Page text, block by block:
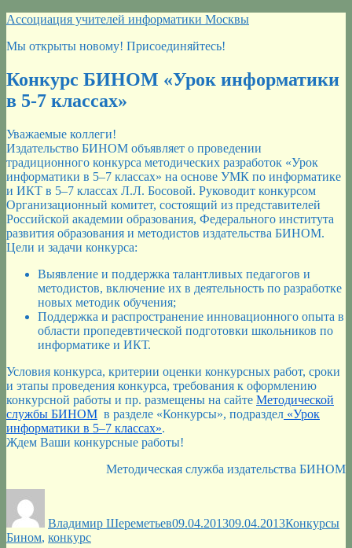
Перейти
содержимому
Ассоциация учителей информатики Москвы
Мы открыты новому! Присоединяйтесь!
Конкурс БИНОМ «Урок информатики
в 5-7 классах»
Уважаемые коллеги!
Издательство БИНОМ объявляет о проведении
традиционного конкурса методических разработок «Урок
информатики в 5–7 классах» на основе УМК по информатике
и ИКТ в 5–7 классах Л.Л. Босовой. Руководит конкурсом
Организационный комитет, состоящий из представителей
Российской академии образования, Федерального института
развития образования и методистов издательства БИНОМ.
Цели и задачи конкурса:
Выявление и поддержка талантливых педагогов и
методистов, включение их в деятельность по разработке
новых методик обучения;
Поддержка и распространение инновационного опыта в
области пропедевтической подготовки школьников по
информатике и ИКТ.
Условия конкурса, критерии оценки конкурсных работ, сроки
и этапы проведения конкурса, требования к оформлению
конкурсной работы и пр. размещены на сайте Методической
службы БИНОМ в разделе «Конкурсы», подраздел «Урок
информатики в 5–7 классах».
Ждем Ваши конкурсные работы!
Методическая служба издательства БИНОМ
Владимир Шереметьев09.04.201309.04.2013Конкурсы
Бином, конкурс